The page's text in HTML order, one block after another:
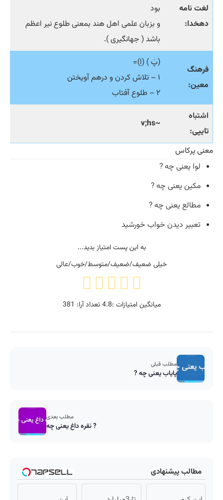
لغت نامه
دهخدا:
بود
و بزبان علمی اهل هند بمعنی طلوع نیر اعظم
باشد ( جهانگیری ).
فرهنگ
معین:
(پَ ) (اِ)=
۱ – تلاش کردن و درهم آویختن
۲ – طلوع آفتاب
اشتباه
تایپی:
~v;hs
معنی پرکاس
لوا یعنی چه ?
مکین یعنی چه ?
مطالع یعنی چه ?
تعبیر دیدن خواب خورشید
به این پست امتیاز بدید...
خیلی ضعیف/ضعیف/متوسط/خوب/عالی
میانگین امتیازات :4.8تعداد آرا: 381
مطلب قبلی
پایاب یعنی چه ?
مطلب بعدی
نقره داغ یعنی چه ?
مطالب پیشنهادی